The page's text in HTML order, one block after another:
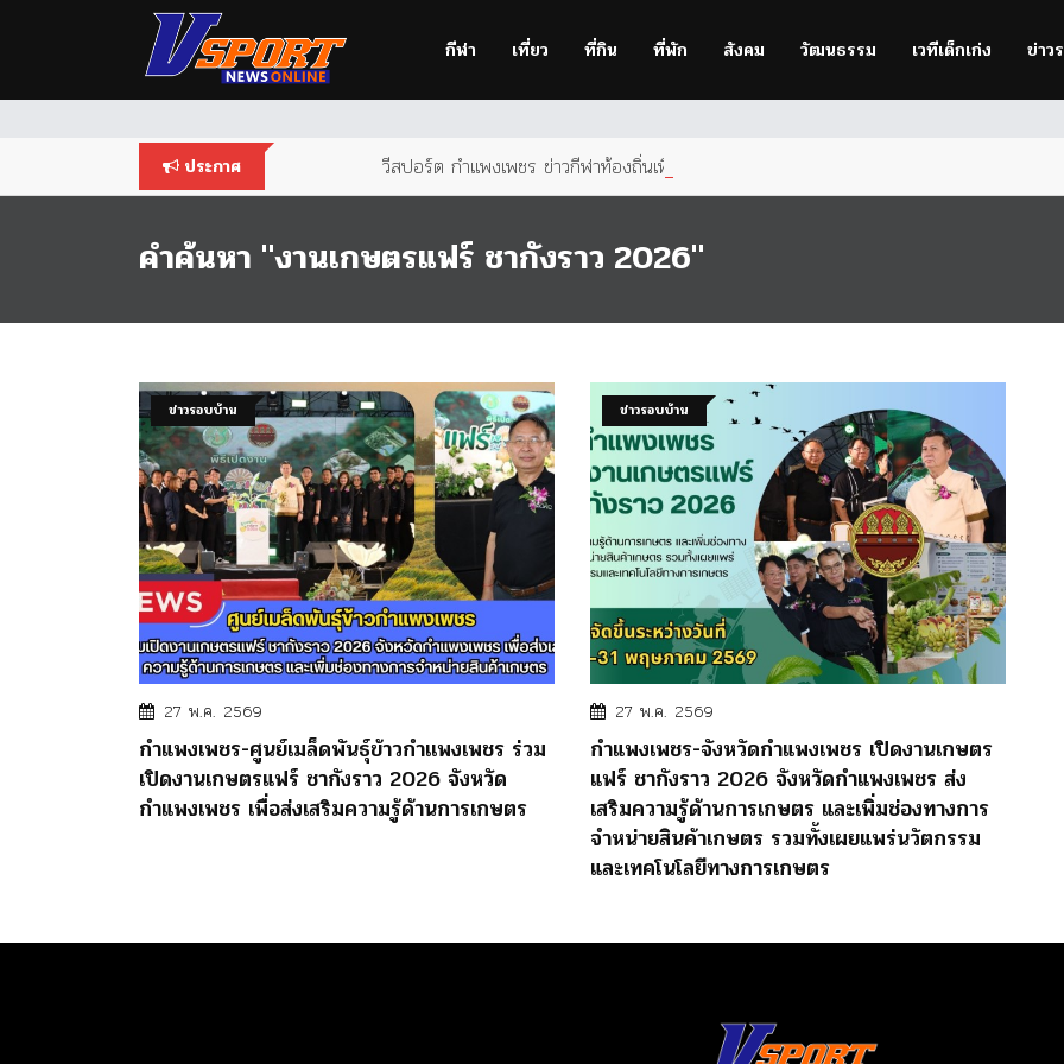
outdated
กีฬา เที่ยว ที่กิน ที่พัก สังคม วัฒนธรรม เวทีเด็กเก่ง ข่าว
ประกาศ วีสปอร์ต กำแพงเพชร ข่าวกีฬาท้องถิ่นเพื่อคนกำแพง
คำค้นหา "งานเกษตรแฟร์ ชากังราว 2026"
ข่าวรอบบ้าน
27 พ.ค. 2569
กำแพงเพชร-ศูนย์เมล็ดพันธุ์ข้าวกำเเพงเพชร ร่วม
เปิดงานเกษตรแฟร์ ชากังราว 2026 จังหวัด
กำแพงเพชร เพื่อส่งเสริมความรู้ด้านการเกษตร
ข่าวรอบบ้าน
27 พ.ค. 2569
กำแพงเพชร-จังหวัดกำแพงเพชร เปิดงานเกษตร
แฟร์ ชากังราว 2026 จังหวัดกำแพงเพชร ส่ง
เสริมความรู้ด้านการเกษตร และเพิ่มช่องทางการ
จำหน่ายสินค้าเกษตร รวมทั้งเผยแพร่นวัตกรรม
และเทคโนโลยีทางการเกษตร